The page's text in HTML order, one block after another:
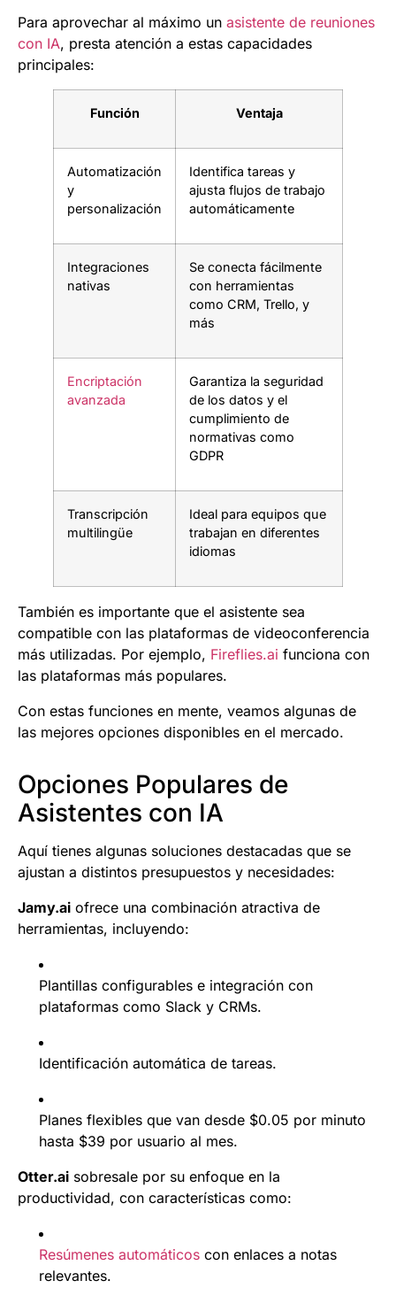
Para aprovechar al máximo un asistente de reuniones
con IA, presta atención a estas capacidades
principales:
Función Ventaja
Automatización
y
personalización
Identifica tareas y
ajusta flujos de trabajo
automáticamente
Integraciones
nativas
Se conecta fácilmente
con herramientas
como CRM, Trello, y
más
Encriptación
avanzada
Garantiza la seguridad
de los datos y el
cumplimiento de
normativas como
GDPR
Transcripción
multilingüe
Ideal para equipos que
trabajan en diferentes
idiomas
También es importante que el asistente sea
compatible con las plataformas de videoconferencia
más utilizadas. Por ejemplo, Fireflies.ai funciona con
las plataformas más populares.
Con estas funciones en mente, veamos algunas de
las mejores opciones disponibles en el mercado.
Opciones Populares de
Asistentes con IA
Aquí tienes algunas soluciones destacadas que se
ajustan a distintos presupuestos y necesidades:
Jamy.ai ofrece una combinación atractiva de
herramientas, incluyendo:
Plantillas configurables e integración con
plataformas como Slack y CRMs.
Identificación automática de tareas.
Planes flexibles que van desde $0.05 por minuto
hasta $39 por usuario al mes.
Otter.ai sobresale por su enfoque en la
productividad, con características como:
Resúmenes automáticos con enlaces a notas
relevantes.